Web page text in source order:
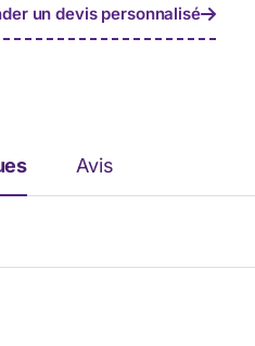
un devis personnalisé
Avis